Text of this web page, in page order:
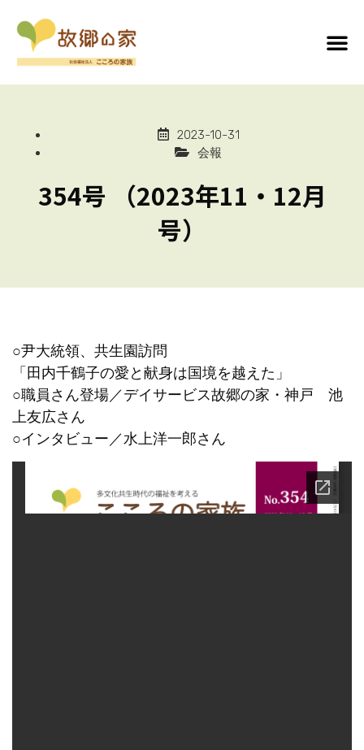
2023-10-31
会報
354号 （2023年11・12月
号）
○尹大統領、共生園訪問
「田内千鶴子の愛と献身は国境を越えた」
○職員さん登場／デイサービス故郷の家・神戸 池
上友広さん
○インタビュー／水上洋一郎さん